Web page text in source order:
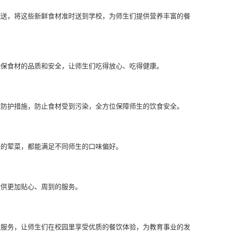
将这些新鲜食材准时送到学校，为师生们提供营养丰富的餐
材的品质和安全，让师生们吃得放心、吃得健康。
措施，防止食材受到污染，全方位保障师生的饮食安全。
菜，都能满足不同师生的口味偏好。
加贴心、周到的服务。
，让师生们在校园里享受优质的餐饮体验，为教育事业的发